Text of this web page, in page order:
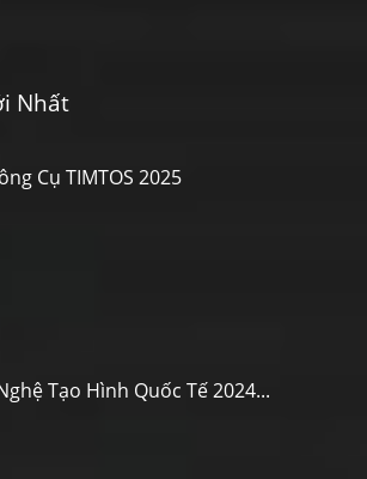
Nhất
Cụ TIMTOS 2025
Tạo Hình Quốc Tế 2024...